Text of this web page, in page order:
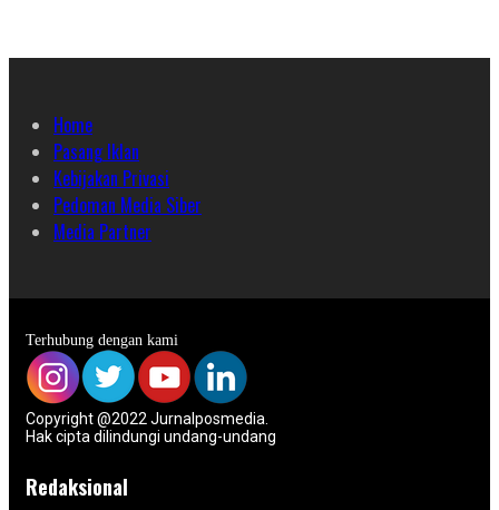
Home
Pasang Iklan
Kebijakan Privasi
Pedoman Media Siber
Media Partner
Terhubung dengan kami
Copyright @2022 Jurnalposmedia.
Hak cipta dilindungi undang-undang
Redaksional